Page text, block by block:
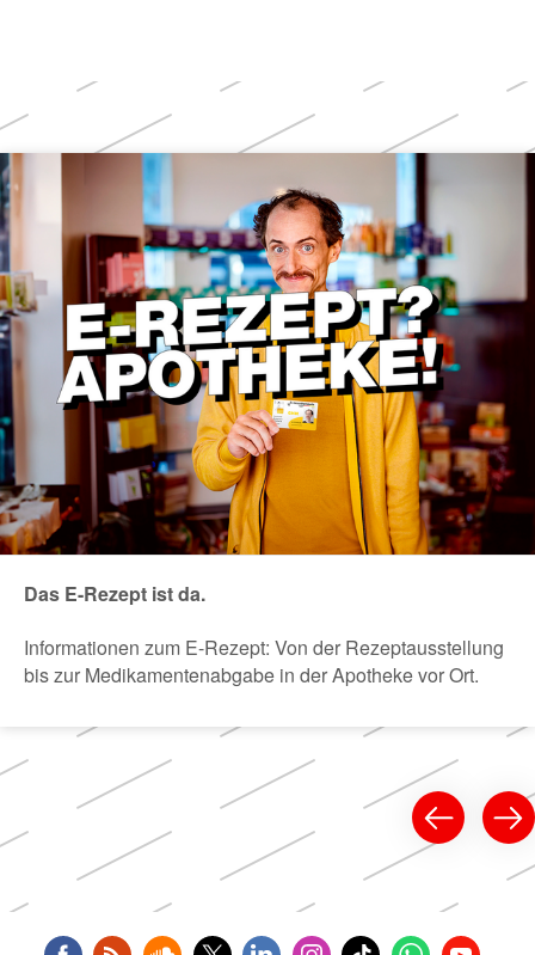
Weitere
Themen
Das E-Rezept ist da.
Informationen zum E-Rezept: Von der Rezeptausstellung
bis zur Medikamentenabgabe in der Apotheke vor Ort.